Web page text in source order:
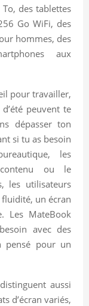
des tablettes
Go WiFi, des
hommes, des
aux
pour travailler,
peuvent te
dépasser ton
si tu as besoin
les
ou le
les utilisateurs
un écran
Les MateBook
avec des
pensé pour un
aussi
d’écran variés,